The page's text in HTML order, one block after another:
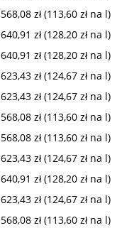
568,08 zł (113,60 zł na l)
640,91 zł (128,20 zł na l)
640,91 zł (128,20 zł na l)
623,43 zł (124,67 zł na l)
623,43 zł (124,67 zł na l)
568,08 zł (113,60 zł na l)
568,08 zł (113,60 zł na l)
623,43 zł (124,67 zł na l)
640,91 zł (128,20 zł na l)
623,43 zł (124,67 zł na l)
568,08 zł (113,60 zł na l)